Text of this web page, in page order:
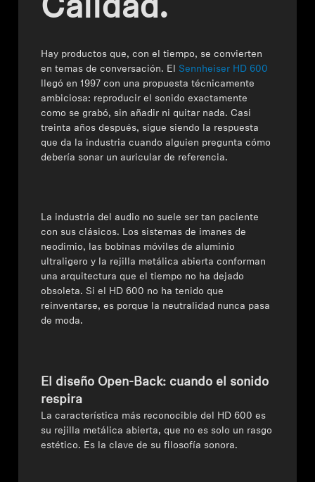
Audición por categoría
Auriculares para televisión
Recursos auditivos
Barras de sonido
Barras de sonido y subwoofers AMBEO
Descubre AMBEO
Acerca de nosotros
Innovaciones
Espacio sonoro
Calidad.
Hay productos que, con el tiempo, se convierten
en temas de conversación. El Sennheiser HD 600
llegó en 1997 con una propuesta técnicamente
ambiciosa: reproducir el sonido exactamente
como se grabó, sin añadir ni quitar nada. Casi
treinta años después, sigue siendo la respuesta
que da la industria cuando alguien pregunta cómo
debería sonar un auricular de referencia.
La industria del audio no suele ser tan paciente
con sus clásicos. Los sistemas de imanes de
neodimio, las bobinas móviles de aluminio
ultraligero y la rejilla metálica abierta conforman
una arquitectura que el tiempo no ha dejado
obsoleta. Si el HD 600 no ha tenido que
reinventarse, es porque la neutralidad nunca pasa
de moda.
El diseño Open-Back: cuando el sonido
respira
La característica más reconocible del HD 600 es
su rejilla metálica abierta, que no es solo un rasgo
estético. Es la clave de su filosofía sonora.